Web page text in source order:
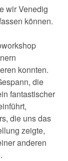
wir Venedig
können.
konnten.
die
fantastischer
die uns das
zeigte,
anderen